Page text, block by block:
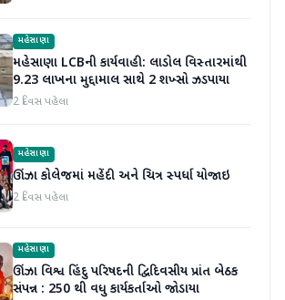
મહેસાણા
મહેસાણા LCBની કાર્યવાહી: લાડોલ વિસ્તારમાંથી
9.23 લાખના મુદ્દામાલ સાથે 2 શખ્સો ઝડપાયા
2 દિવસ પહેલા
મહેસાણા
ઊંઝા કોલેજમાં મહેંદી અને ચિત્ર સ્પર્ધા યોજાઇ
2 દિવસ પહેલા
મહેસાણા
ઊંઝા વિશ્વ હિંદુ પરિષદની દ્વિદિવસીય પ્રાંત બેઠક
સંપન્ન : 250 થી વધુ કાર્યકર્તાઓ જોડાયા